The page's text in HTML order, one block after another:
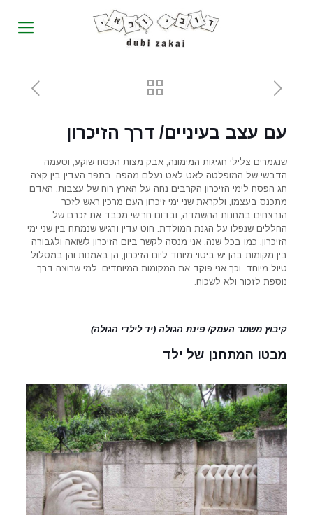
עם עצב בעיניים/ דרך הזיכרון
שנגמרים צלילי חגיגות המימונה, אבק מצות הפסח שוקע, וטעמה
הדבשי של המופלטה לאט לאט נעלם מהפה. בתפר העדין בין קצה
חג הפסח לימי הזיכרון הקרבים נחה על הארץ רוח של עצבות. האדם
מתכנס בעצמו, ולקראת שני ימי זיכרון העם מרכין ראש לזכר
הנרצחים במחנות ההשמדה, ובדום חרישי מכבד את זכרם של
החללים שנפלו על הגנת המולדת. חוט עדין ורגיש שנמתח בין שני ימי
הזיכרון. כמו בכל שנה, אני מנסה לקשר ביום הזיכרון לשואה ולגבורה
בין מקומות בהן יש ביטוי מיוחד ליום הזיכרון, הן באמנות והן במסלול
טיול מיוחד. וכך אני פוקד את המקומות המיוחדים. למי שרוצה דרך
נוספת לזכור ולא לשכוח.
קיבוץ משמר העמק/ פינת הגולה (יד לילדי הגולה)
מבטו המתחנן של ילד